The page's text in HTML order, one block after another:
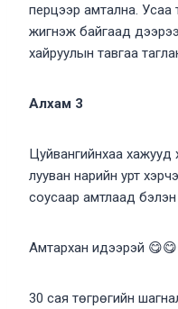
перцээр амтална. Усаа
жигнэж байгаад
хайруулын тавгаа
Алхам 3
Цуйвангийнхаа
лууван нарийн урт
соусаар амтлаад
Амтархан идээрэй
30 сая төгрөгийн